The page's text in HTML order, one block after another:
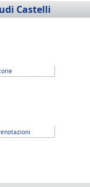
Castelli